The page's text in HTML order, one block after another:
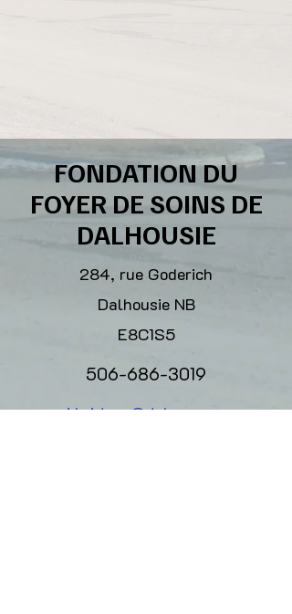
FONDATION DU
FOYER DE SOINS DE
DALHOUSIE
284, rue Goderich
Dalhousie NB
E8C1S5
506-686-3019
j.bridges@dnhome.ca